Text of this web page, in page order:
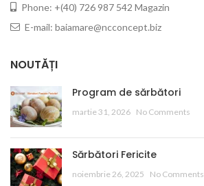
Phone: +(40) 726 987 542 Magazin
E-mail: baiamare@ncconcept.biz
NOUTĂȚI
Program de sărbători
martie 31, 2026 No Comments
Sărbători Fericite
noiembrie 26, 2025 No Comments